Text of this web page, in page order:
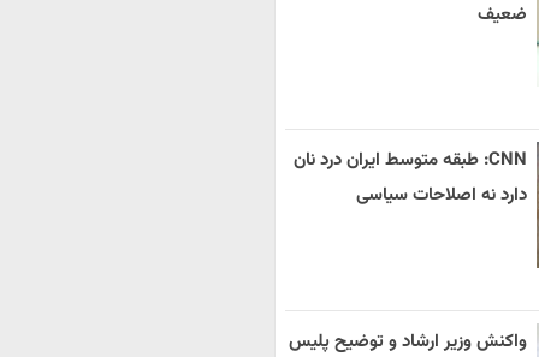
ضعیف
CNN: طبقه متوسط ایران درد نان
دارد نه اصلاحات سیاسی
واکنش وزیر ارشاد و توضیح پلیس